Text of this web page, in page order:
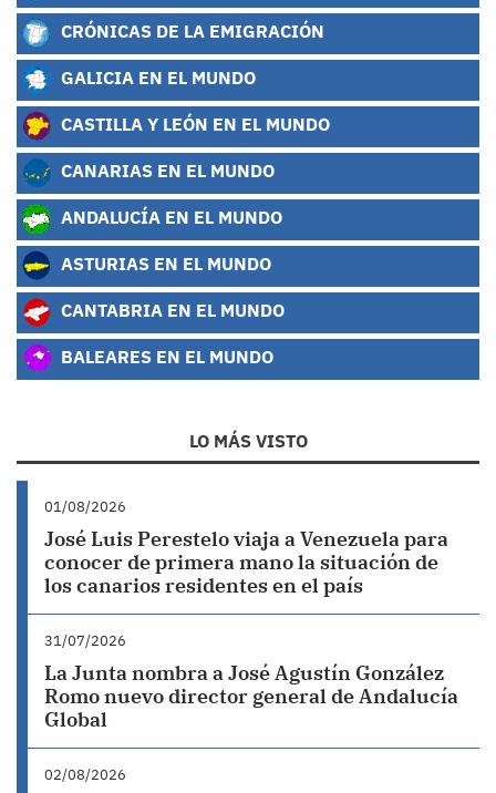
CRÓNICAS DE LA EMIGRACIÓN
GALICIA EN EL MUNDO
CASTILLA Y LEÓN EN EL MUNDO
CANARIAS EN EL MUNDO
ANDALUCÍA EN EL MUNDO
ASTURIAS EN EL MUNDO
CANTABRIA EN EL MUNDO
BALEARES EN EL MUNDO
LO MÁS VISTO
01/08/2026
José Luis Perestelo viaja a Venezuela para
conocer de primera mano la situación de
los canarios residentes en el país
31/07/2026
La Junta nombra a José Agustín González
Romo nuevo director general de Andalucía
Global
02/08/2026